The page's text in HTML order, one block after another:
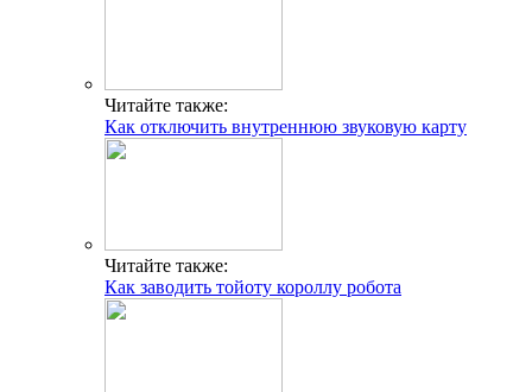
Читайте также:
Как отключить внутреннюю звуковую карту
Читайте также:
Как заводить тойоту короллу робота